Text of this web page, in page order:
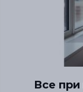
Все